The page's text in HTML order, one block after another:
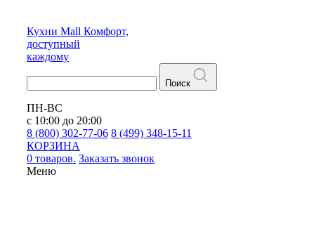
Кухни Mall Комфорт,
доступный
каждому
Поиск
ПН-ВС
с 10:00 до 20:00
8 (800) 302-77-06 8 (499) 348-15-11
КОРЗИНА
0 товаров. Заказать звонок
Меню